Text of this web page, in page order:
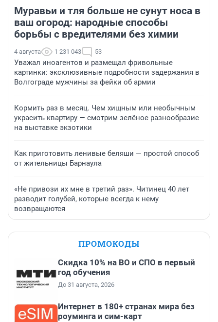
Муравьи и тля больше не сунут носа в
ваш огород: народные способы
борьбы с вредителями без химии
4 августа 1 231 043 53
Уважал иноагентов и размещал фривольные
картинки: эксклюзивные подробности задержания в
Волгограде мужчины за фейки об армии
Кормить раз в месяц. Чем хищным или необычным
украсить квартиру — смотрим зелёное разнообразие
на выставке экзотики
Как приготовить ленивые беляши — простой способ
от жительницы Барнаула
«Не привози их мне в третий раз». Читинец 40 лет
разводит голубей, которые всегда к нему
возвращаются
ПРОМОКОДЫ
Скидка 10% на ВО и СПО в первый
год обучения
До 31 августа, 2026
Интернет в 180+ странах мира без
роуминга и сим-карт